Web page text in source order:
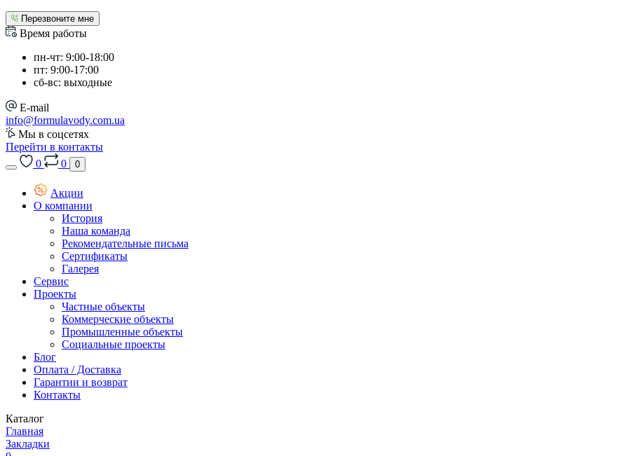
Перезвоните мне
Время работы
пн-чт: 9:00-18:00
пт: 9:00-17:00
сб-вс: выходные
E-mail
info@formulavody.com.ua
Мы в соцсетях
Перейти в контакты
0
0 0
Акции
О компании
История
Наша команда
Рекомендательные письма
Сертификаты
Галерея
Сервис
Проекты
Частные объекты
Коммерческие объекты
Промышленные объекты
Социальные проекты
Блог
Оплата / Доставка
Гарантии и возврат
Контакты
Каталог
Главная
Закладки